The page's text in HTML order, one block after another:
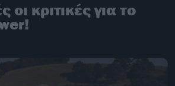
οι κριτικές για το